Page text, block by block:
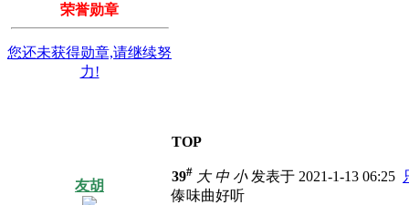
荣誉勋章
您还未获得勋章,请继续努
力!
TOP
友胡
39# 大 中 小发表于 2021-1-13 06:25
傣味曲好听